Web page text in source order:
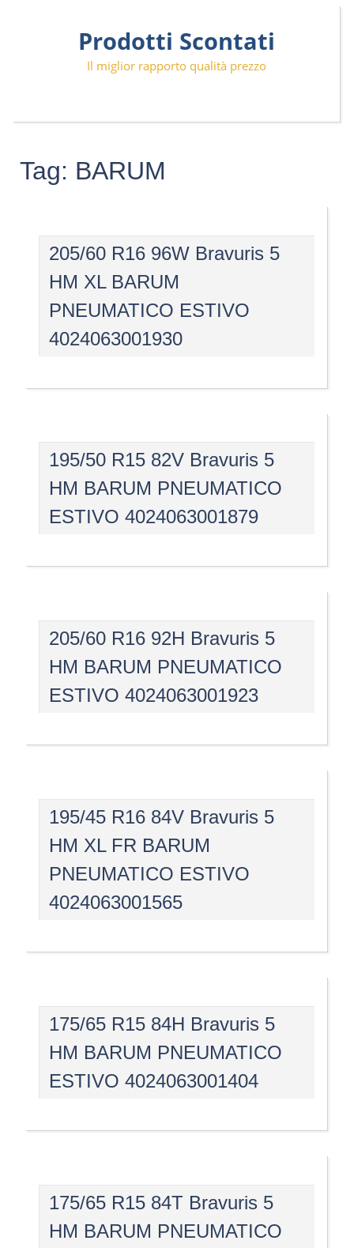
Prodotti Scontati
Il miglior rapporto qualità prezzo
Tag: BARUM
205/60 R16 96W Bravuris 5
HM XL BARUM
PNEUMATICO ESTIVO
4024063001930
195/50 R15 82V Bravuris 5
HM BARUM PNEUMATICO
ESTIVO 4024063001879
205/60 R16 92H Bravuris 5
HM BARUM PNEUMATICO
ESTIVO 4024063001923
195/45 R16 84V Bravuris 5
HM XL FR BARUM
PNEUMATICO ESTIVO
4024063001565
175/65 R15 84H Bravuris 5
HM BARUM PNEUMATICO
ESTIVO 4024063001404
175/65 R15 84T Bravuris 5
HM BARUM PNEUMATICO